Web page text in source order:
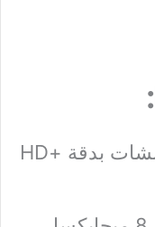
شاشة كبيرة بحجم 6.71 إنشات بدقة +HD